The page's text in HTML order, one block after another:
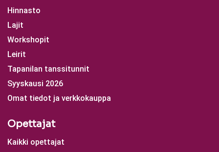
Hinnasto
Lajit
Workshopit
Leirit
Tapanilan tanssitunnit
Syyskausi 2026
Omat tiedot ja verkkokauppa
Opettajat
Kaikki opettajat